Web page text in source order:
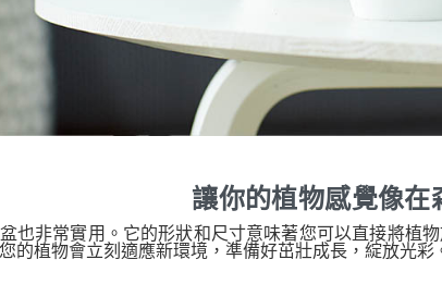
讓你的植物感覺像在
也非常實用。它的形狀和尺寸意味著您可以直接將植
的植物會立刻適應新環境，準備好茁壯成長，綻放光彩